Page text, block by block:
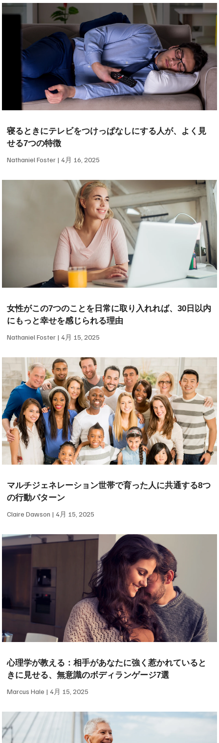
寝るときにテレビをつけっぱなしにする人が、よく見
せる7つの特徴
Nathaniel Foster 4月 16, 2025
女性がこの7つのことを日常に取り入れれば、30日以内
にもっと幸せを感じられる理由
Nathaniel Foster 4月 15, 2025
マルチジェネレーション世帯で育った人に共通する8つ
の行動パターン
Claire Dawson 4月 15, 2025
心理学が教える：相手があなたに強く惹かれていると
きに見せる、無意識のボディランゲージ7選
Marcus Hale 4月 15, 2025